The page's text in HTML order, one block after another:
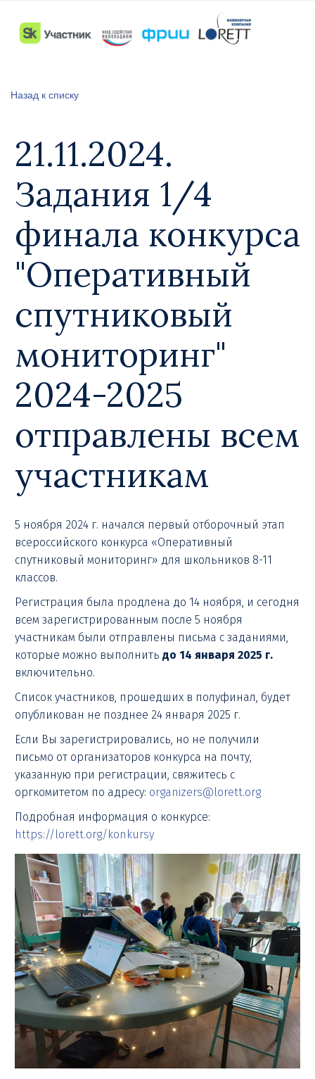
Назад к списку
21.11.2024.
Задания 1/4
финала конкурса
"Оперативный
спутниковый
мониторинг"
2024-2025
отправлены всем
участникам
5 ноября 2024 г. начался первый отборочный этап
всероссийского конкурса «Оперативный
спутниковый мониторинг» для школьников 8-11
классов.
Регистрация была продлена до 14 ноября, и сегодня
всем зарегистрированным после 5 ноября
участникам были отправлены письма с заданиями,
которые можно выполнить до 14 января 2025 г.
включительно.
Список участников, прошедших в полуфинал, будет
опубликован не позднее 24 января 2025 г.
Если Вы зарегистрировались, но не получили
письмо от организаторов конкурса на почту,
указанную при регистрации, свяжитесь с
оргкомитетом по адресу: organizers@lorett.org
Подробная информация о конкурсе:
https://lorett.org/konkursy